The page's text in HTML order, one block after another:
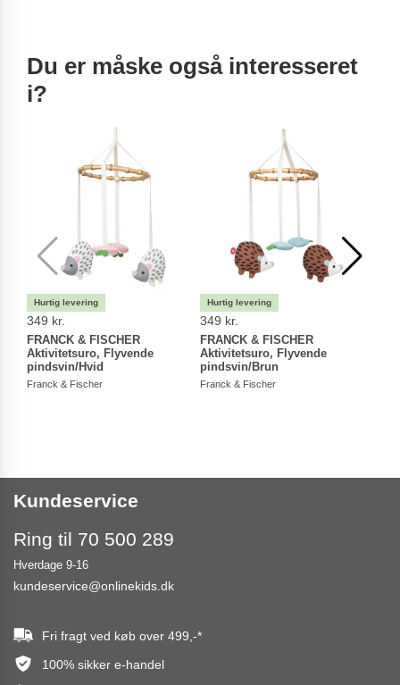
Du er måske også interesseret
i?
349 kr.
FRANCK & FISCHER
Aktivitetsuro, Flyvende
pindsvin/Hvid
Franck & Fischer
349 kr.
FRANCK & FISCHER
Aktivitetsuro, Flyvende
pindsvin/Brun
Franck & Fischer
Kundeservice
Ring til 70 500 289
Hverdage 9-16
kundeservice@onlinekids.dk
Fri fragt ved køb over 499,-*
100% sikker e-handel